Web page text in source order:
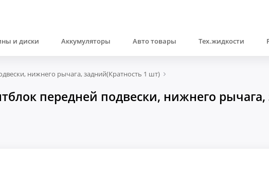
и диски Аккумуляторы Авто товары Тех.жидкости
нижнего рычага, задний(Кратность 1 шт)
передней подвески, нижнего